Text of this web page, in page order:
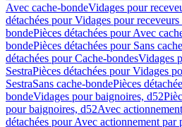
Avec cache-bondeVidages pour
détachées pour Vidages pour
bondePièces détachées pour Avec
bondePièces détachées pour Sans
détachées pour Cache-bondesVidages
SestraPièces détachées pour Vidages
SestraSans cache-bondePièces
bondeVidages pour baignoires, d52
pour baignoires, d52Avec
détachées pour Avec actionnement par